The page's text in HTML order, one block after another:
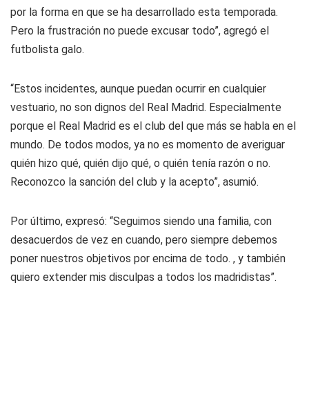
por la forma en que se ha desarrollado esta temporada.
Pero la frustración no puede excusar todo”, agregó el
futbolista galo.
“Estos incidentes, aunque puedan ocurrir en cualquier
vestuario, no son dignos del Real Madrid. Especialmente
porque el Real Madrid es el club del que más se habla en el
mundo. De todos modos, ya no es momento de averiguar
quién hizo qué, quién dijo qué, o quién tenía razón o no.
Reconozco la sanción del club y la acepto”, asumió.
Por último, expresó: “Seguimos siendo una familia, con
desacuerdos de vez en cuando, pero siempre debemos
poner nuestros objetivos por encima de todo. , y también
quiero extender mis disculpas a todos los madridistas”.